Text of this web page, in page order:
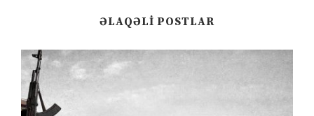
ƏLAQƏLI POSTLAR